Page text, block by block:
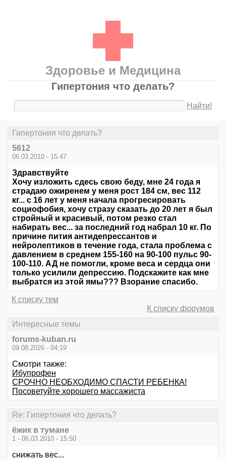
Здоровье и Медицина
Гипертония что делать?
Найти!
Гипертония что делать?
5612
06.03.2010 - 15:47
Здравствуйте
Хочу изложить сдесь свою беду, мне 24 года я
страдаю ожиренем у меня рост 184 см, вес 112
кг... с 16 лет у меня начала прогресировать
социофобия, хочу стразу сказать до 20 лет я был
стройный и красивый, потом резко стал
набирать вес... за последний год набрал 10 кг. По
причине пития антидепрессантов и
нейролептиков в течение года, стала проблема с
давлением в среднем 155-160 на 90-100 пульс 90-
100-110. АД не помогли, кроме веса и сердца они
только усилили депрессию. Подскажите как мне
выбратся из этой ямы??? Взорание спасибо.
К списку тем
К списку форумов
Интересные темы
forums-kuban.ru
09.08.2026 - 04:19
Смотри также:
Ибупрофен
СРОЧНО НЕОБХОДИМО СПАСТИ РЕБЕНКА!
Посоветуйте хорошего массажиста
Re: Гипертония что делать?
ёжик в тумане
1 - 06.03.2010 - 15:50
снижать вес...